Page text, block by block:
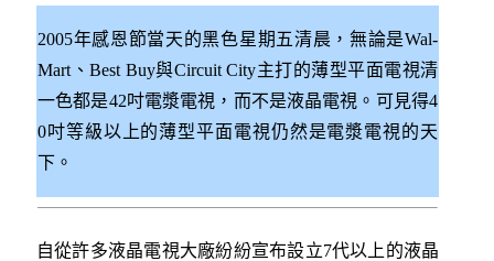
2005年感恩節當天的黑色星期五清晨，無論是Wal-
Mart、Best Buy與Circuit City主打的薄型平面電視清
一色都是42吋電漿電視，而不是液晶電視。可見得4
0吋等級以上的薄型平面電視仍然是電漿電視的天
下。
自從許多液晶電視大廠紛紛宣布設立7代以上的液晶